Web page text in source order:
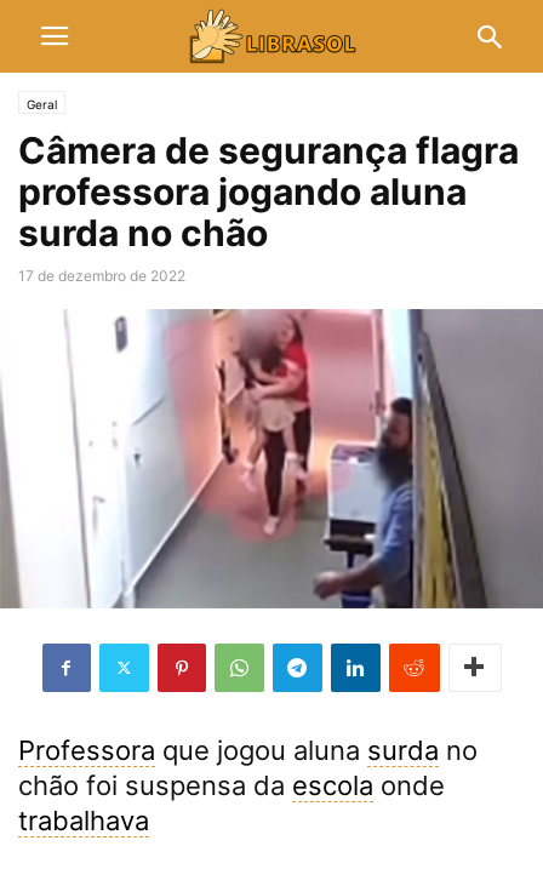
Geral
Câmera de segurança flagra
professora jogando aluna
surda no chão
17 de dezembro de 2022
Professora que jogou aluna surda no
chão foi suspensa da escola onde
trabalhava